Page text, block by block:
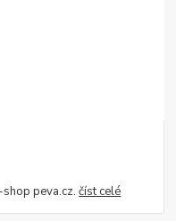
shop peva.cz.číst celé